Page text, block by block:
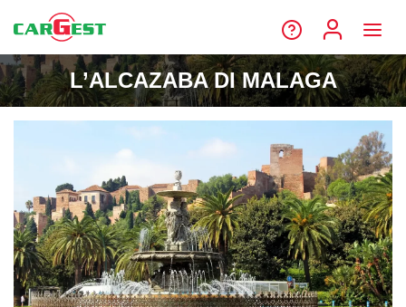
L’ALCAZABA DI MALAGA